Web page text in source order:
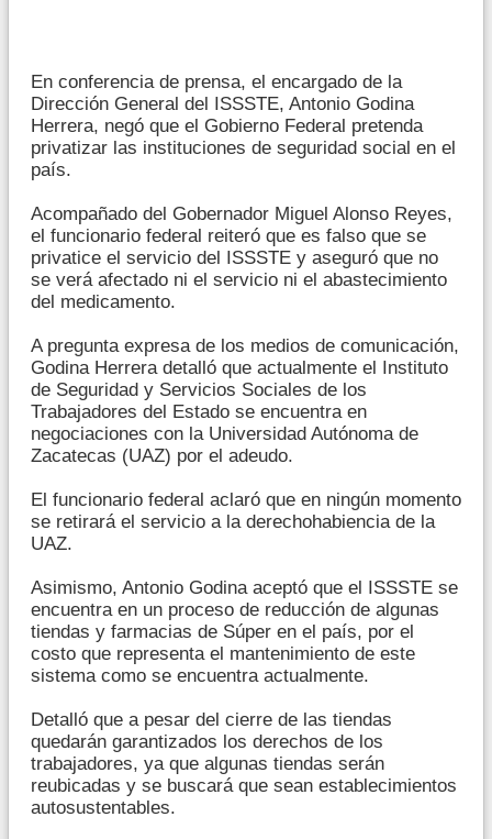
En conferencia de prensa, el encargado de la
Dirección General del ISSSTE, Antonio Godina
Herrera, negó que el Gobierno Federal pretenda
privatizar las instituciones de seguridad social en el
país.
Acompañado del Gobernador Miguel Alonso Reyes,
el funcionario federal reiteró que es falso que se
privatice el servicio del ISSSTE y aseguró que no
se verá afectado ni el servicio ni el abastecimiento
del medicamento.
A pregunta expresa de los medios de comunicación,
Godina Herrera detalló que actualmente el Instituto
de Seguridad y Servicios Sociales de los
Trabajadores del Estado se encuentra en
negociaciones con la Universidad Autónoma de
Zacatecas (UAZ) por el adeudo.
El funcionario federal aclaró que en ningún momento
se retirará el servicio a la derechohabiencia de la
UAZ.
Asimismo, Antonio Godina aceptó que el ISSSTE se
encuentra en un proceso de reducción de algunas
tiendas y farmacias de Súper en el país, por el
costo que representa el mantenimiento de este
sistema como se encuentra actualmente.
Detalló que a pesar del cierre de las tiendas
quedarán garantizados los derechos de los
trabajadores, ya que algunas tiendas serán
reubicadas y se buscará que sean establecimientos
autosustentables.